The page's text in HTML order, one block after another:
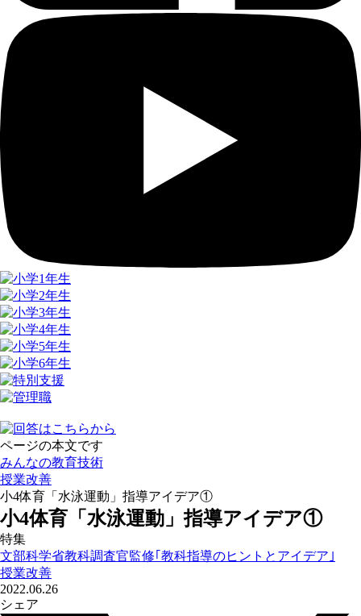
ページの本文です
みんなの教育技術
授業改善
小4体育「水泳運動」指導アイデア①
小4体育「水泳運動」指導アイデア①
特集
文部科学省教科調査官監修｢教科指導のヒントとアイデア｣
授業改善
2022.06.26
シェア